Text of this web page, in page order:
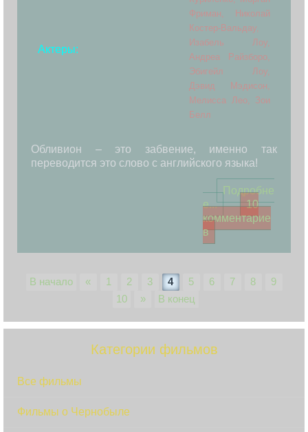
Актеры:
Фриман, Николай
Костер-Вальдау,
Изабель Лоу,
Андреа Райзборо,
Эбигейл Лоу,
Дэвид Мэдисон,
Мелисса Лео, Зои
Белл
Обливион – это забвение, именно так
переводится это слово с английского языка!
Подробне
е...
10
комментарие
в
В начало « 1 2 3 4 5 6 7 8
9
10
» В конец
Категории фильмов
Все фильмы
Фильмы о Чернобыле